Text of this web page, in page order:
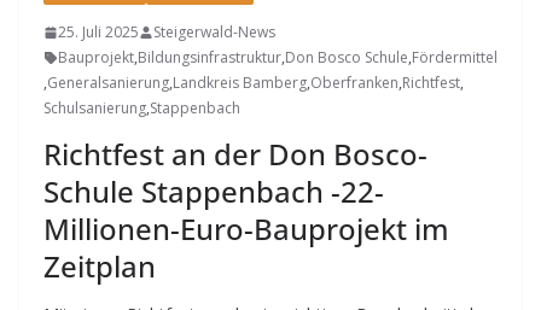
25. Juli 2025
Steigerwald-News
Bauprojekt,Bildungsinfrastruktur,Don Bosco Schule,Fördermittel
,Generalsanierung,Landkreis Bamberg,Oberfranken,Richtfest,
Schulsanierung,Stappenbach
Richtfest an der Don Bosco-
Schule Stappenbach -22-
Millionen-Euro-Bauprojekt im
Zeitplan